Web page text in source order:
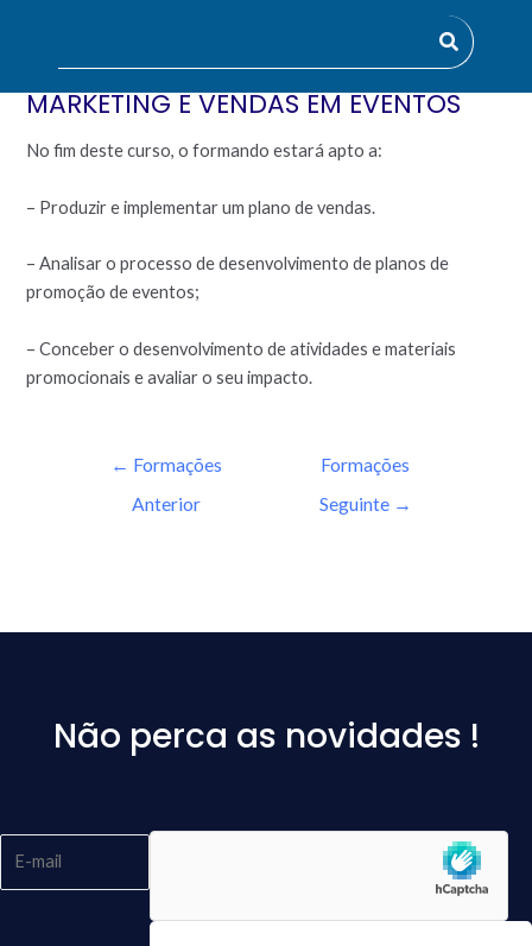
PLANEAMENTO E IMPLEMENTAÇÃO DE
ATIVIDADES PROMOCIONAIS, DE
MARKETING E VENDAS EM EVENTOS
No fim deste curso, o formando estará apto a:
– Produzir e implementar um plano de vendas.
– Analisar o processo de desenvolvimento de planos de
promoção de eventos;
– Conceber o desenvolvimento de atividades e materiais
promocionais e avaliar o seu impacto.
← Formações
Anterior
Formações
Seguinte →
Não perca as novidades !